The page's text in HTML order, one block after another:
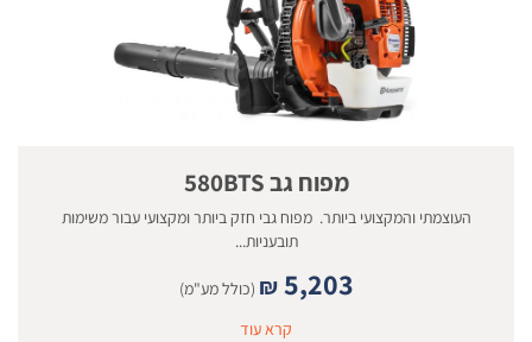
מפוח גב 580BTS
העוצמתי והמקצועי ביותר. מפוח גבי חזק ביותר ומקצועי עבור משימות
תובעניות...
₪ 5,203
(כולל מע"מ)
קרא עוד